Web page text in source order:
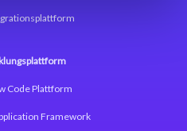
Code Plattform
Framework